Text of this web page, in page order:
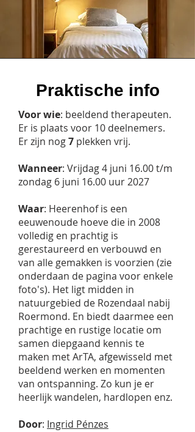
Praktische info
Voor wie: beeldend therapeuten.
Er is plaats voor 10 deelnemers.
Er zijn nog7 plekken vrij.
Wanneer: Vrijdag 4 juni 16.00 t/m
zondag 6 juni 16.00 uur 2027
Waar: Heerenhof is een
eeuwenoude hoeve die in 2008
volledig en prachtig is
gerestaureerd en verbouwd en
van alle gemakken is voorzien (zie
onderdaan de pagina voor enkele
foto's). Het ligt midden in
natuurgebied de Rozendaal nabij
Roermond. En biedt daarmee een
prachtige en rustige locatie om
samen diepgaand kennis te
maken met ArTA, afgewisseld met
beeldend werken en momenten
van ontspanning. Zo kun je er
heerlijk wandelen, hardlopen enz.
Door: Ingrid Pénzes